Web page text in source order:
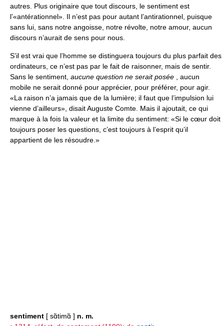
autres. Plus originaire que tout discours, le sentiment est
l’«antérationnel». Il n’est pas pour autant l’antirationnel, puisque
sans lui, sans notre angoisse, notre révolte, notre amour, aucun
discours n’aurait de sens pour nous.
S’il est vrai que l’homme se distinguera toujours du plus parfait des
ordinateurs, ce n’est pas par le fait de raisonner, mais de sentir.
Sans le sentiment, aucune question ne serait posée , aucun
mobile ne serait donné pour apprécier, pour préférer, pour agir.
«La raison n’a jamais que de la lumière; il faut que l’impulsion lui
vienne d’ailleurs», disait Auguste Comte. Mais il ajoutait, ce qui
marque à la fois la valeur et la limite du sentiment: «Si le cœur doit
toujours poser les questions, c’est toujours à l’esprit qu’il
appartient de les résoudre.»
sentiment [ sɑ̃timɑ̃ ] n. m.